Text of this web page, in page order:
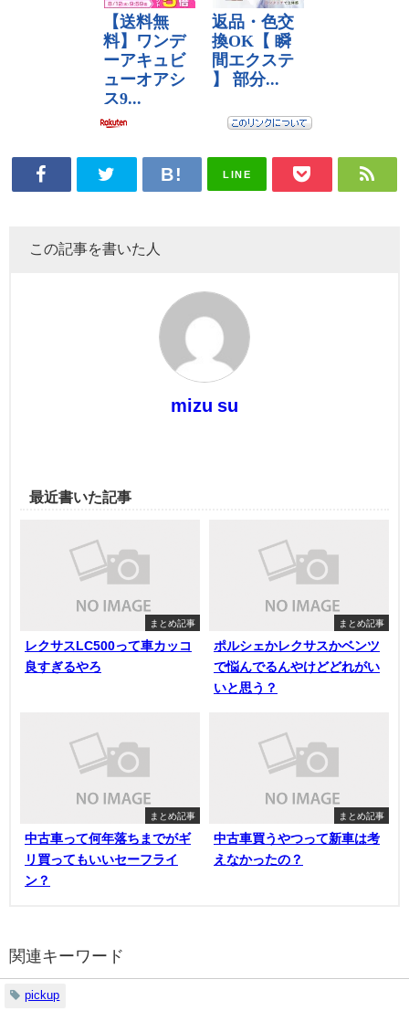
LINE
この記事を書いた人
mizu su
最近書いた記事
まとめ記事
レクサスLC500って車カッコ
良すぎるやろ
まとめ記事
ポルシェかレクサスかベンツ
で悩んでるんやけどどれがい
いと思う？
まとめ記事
中古車って何年落ちまでがギ
リ買ってもいいセーフライ
ン？
まとめ記事
中古車買うやつって新車は考
えなかったの？
関連キーワード
pickup